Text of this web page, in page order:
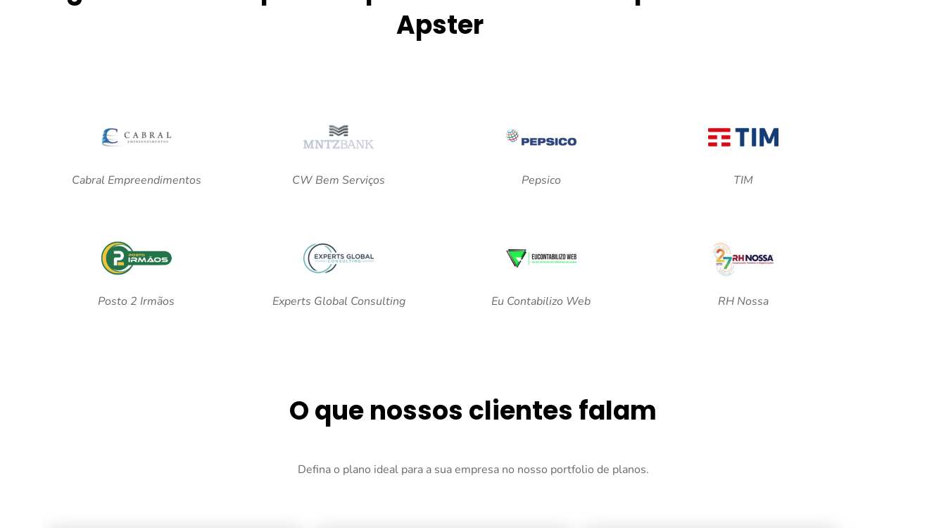
Apster
Cabral Empreendimentos CW Bem Serviços Pepsico TIM
Posto 2 Irmãos Experts Global Consulting Eu Contabilizo Web RH Nossa
O que nossos clientes falam
Defina o plano ideal para a sua empresa no nosso portfolio de planos.